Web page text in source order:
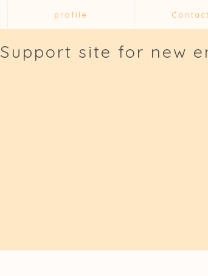
profile
Support site for new